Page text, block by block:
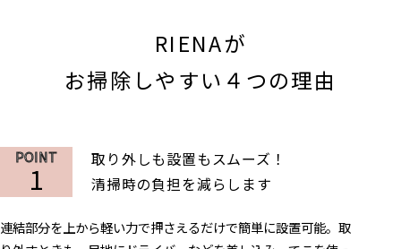
RIENAが
お掃除しやすい４つの理由
1
取り外しも設置もスムーズ！
清掃時の負担を減らします
連結部分を上から軽い力で押さえるだけで簡単に設置可能。 取